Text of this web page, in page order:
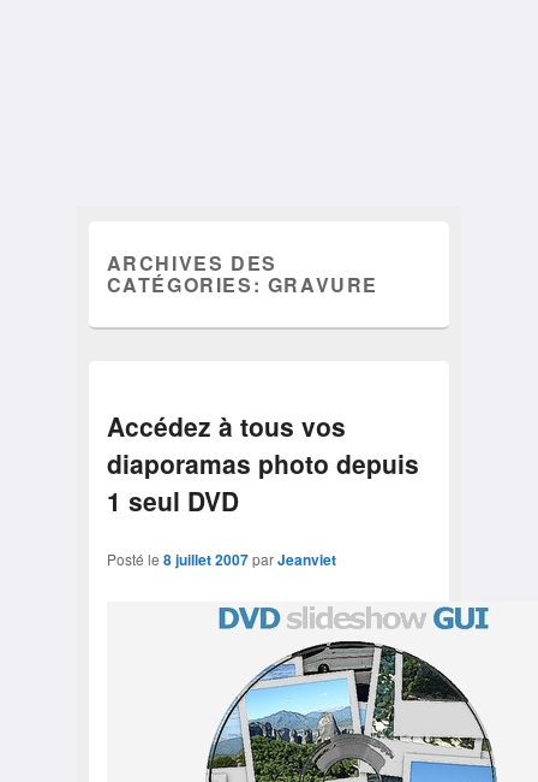
ARCHIVES DES
CATÉGORIES: GRAVURE
Accédez à tous vos
diaporamas photo depuis
1 seul DVD
Posté le 8 juillet 2007parJeanviet